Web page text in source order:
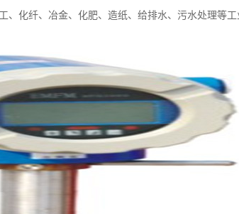
化纤、冶金、化肥、造纸、给排水、污水处理等工